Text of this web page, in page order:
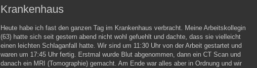
Krankenhaus
Heute habe ich fast den ganzen Tag im Krankenhaus verbracht. Meine Arbeitskollegin
(63) hatte sich seit gestern abend nicht wohl gefuehlt und dachte, dass sie vielleicht
einen leichten Schlaganfall hatte. Wir sind um 11:30 Uhr von der Arbeit gestartet und
waren um 17:45 Uhr fertig. Erstmal wurde Blut abgenommen, dann ein CT Scan und
danach ein MRI (Tomographie) gemacht. Am Ende war alles aber in Ordnung und wir